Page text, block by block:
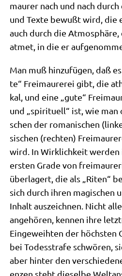
mau­rer nach und nach
und Tex­te bewußt wird, die
auch durch die
atmet, in die er
Man muß hin­zu­fü­gen, daß
te“ Frei­mau­re­rei gibt, die
kal, und eine „gute“
und „spi­ri­tu­ell“ ist, wie
schen der roma­ni­schen
si­schen (rech­ten)
wird. In Wirk­lich­keit wer­den
ersten Gra­de von
über­la­gert, die als „Riten“
sich durch ihren magi­schen
Inhalt aus­zeich­nen. Nicht
ange­hö­ren, ken­nen ihre
Ein­ge­weih­ten der höch­sten
bei Todes­stra­fe schwö­ren,
aber hin­ter den